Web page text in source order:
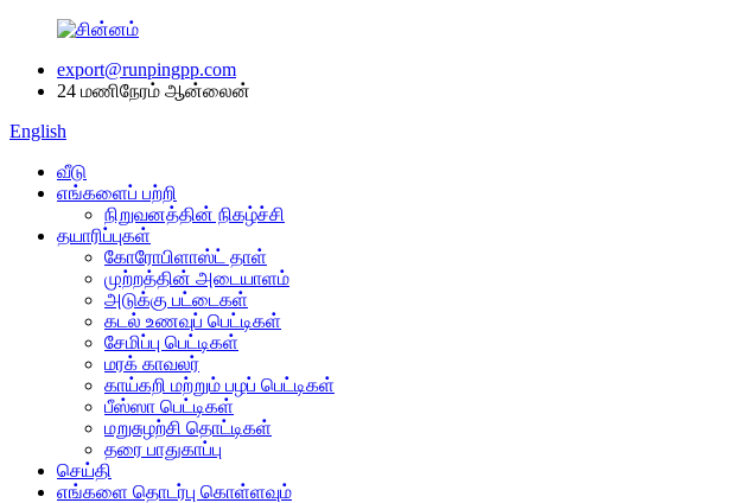
export@runpingpp.com
24 மணிநேரம் ஆன்லைன்
English
வீடு
எங்களைப் பற்றி
நிறுவனத்தின் நிகழ்ச்சி
தயாரிப்புகள்
கோரோபிளாஸ்ட் தாள்
முற்றத்தின் அடையாளம்
அடுக்கு பட்டைகள்
கடல் உணவுப் பெட்டிகள்
சேமிப்பு பெட்டிகள்
மரக் காவலர்
காய்கறி மற்றும் பழப் பெட்டிகள்
பீஸ்ஸா பெட்டிகள்
மறுசுழற்சி தொட்டிகள்
தரை பாதுகாப்பு
செய்தி
எங்களை தொடர்பு கொள்ளவும்